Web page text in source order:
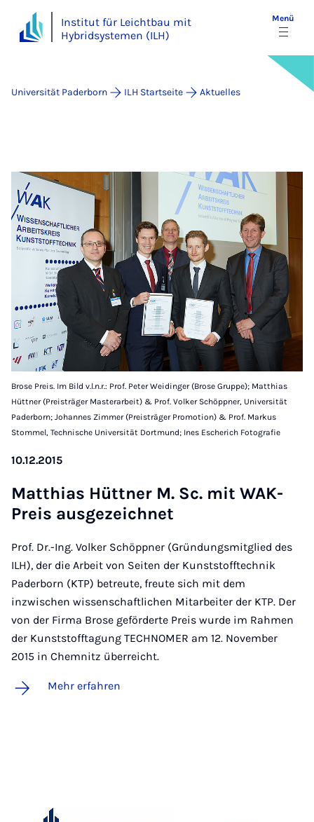
Institut für Leichtbau mit
Hybridsystemen (ILH)
Menü
Universität Paderborn ILH Startseite Aktuelles
Brose Preis. Im Bild v.l.n.r.: Prof. Peter Weidinger (Brose Gruppe); Matthias
Hüttner (Preisträger Masterarbeit) & Prof. Volker Schöppner, Universität
Paderborn; Johannes Zimmer (Preisträger Promotion) & Prof. Markus
Stommel, Technische Universität Dortmund; Ines Escherich Fotografie
10.12.2015
Matt­hi­as Hütt­ner M. Sc. mit WAK-
Preis aus­ge­zeich­net
Prof. Dr.-Ing. Volker Schöppner (Gründungsmitglied des
ILH), der die Arbeit von Seiten der Kunststofftechnik
Paderborn (KTP) betreute, freute sich mit dem
inzwischen wissenschaftlichen Mitarbeiter der KTP. Der
von der Firma Brose geförderte Preis wurde im Rahmen
der Kunststofftagung TECHNOMER am 12. November
2015 in Chemnitz überreicht.
Mehr erfahren